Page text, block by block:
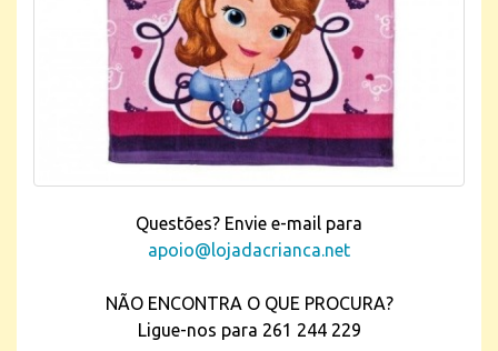
Questões? Envie e-mail para
apoio@lojadacrianca.net
NÃO ENCONTRA O QUE PROCURA?
Ligue-nos para 261 244 229